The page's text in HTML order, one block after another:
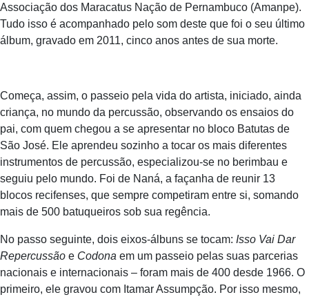
Associação dos Maracatus Nação de Pernambuco (Amanpe).
Tudo isso é acompanhado pelo som deste que foi o seu último
álbum, gravado em 2011, cinco anos antes de sua morte.
Começa, assim, o passeio pela vida do artista, iniciado, ainda
criança, no mundo da percussão, observando os ensaios do
pai, com quem chegou a se apresentar no bloco Batutas de
São José. Ele aprendeu sozinho a tocar os mais diferentes
instrumentos de percussão, especializou-se no berimbau e
seguiu pelo mundo. Foi de Naná, a façanha de reunir 13
blocos recifenses, que sempre competiram entre si, somando
mais de 500 batuqueiros sob sua regência.
No passo seguinte, dois eixos-álbuns se tocam: Isso Vai Dar
Repercussão e Codona em um passeio pelas suas parcerias
nacionais e internacionais – foram mais de 400 desde 1966. O
primeiro, ele gravou com Itamar Assumpção. Por isso mesmo,